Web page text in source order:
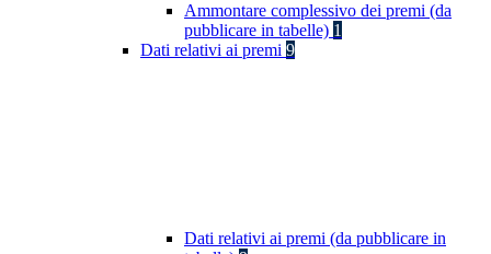
Ammontare complessivo dei premi (da
pubblicare in tabelle) 1
Dati relativi ai premi 9
Dati relativi ai premi (da pubblicare in